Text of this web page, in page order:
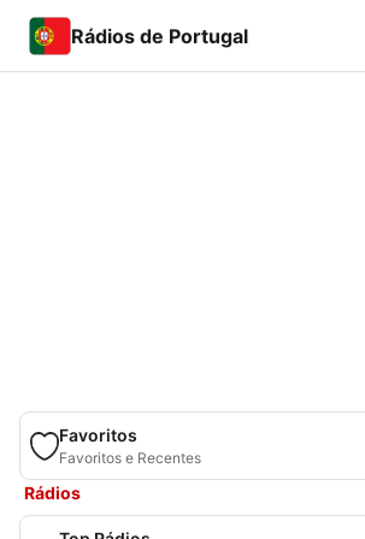
Rádios de Portugal
Favoritos
Favoritos e Recentes
Rádios